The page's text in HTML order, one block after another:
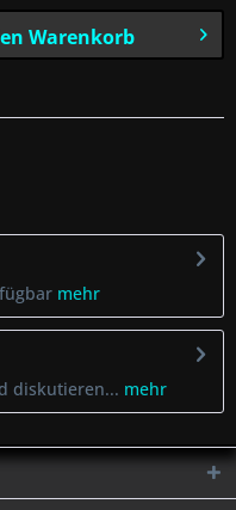
Warenkorb
mehr
diskutieren... mehr